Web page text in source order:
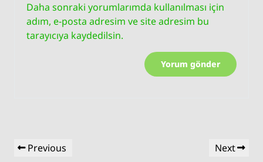
Daha sonraki yorumlarımda kullanılması için
adım, e-posta adresim ve site adresim bu
tarayıcıya kaydedilsin.
Yazı
gezinmesi
Previous
Previous
Next
Next